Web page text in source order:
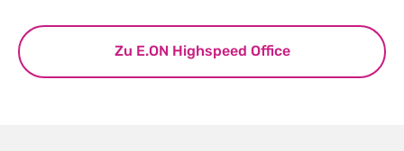
Zu E.ON Highspeed Office